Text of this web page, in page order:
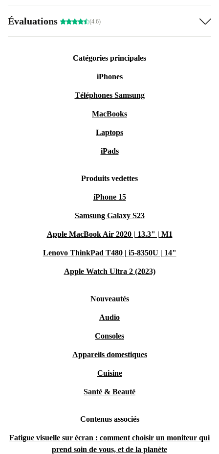
Évaluations (4.6)
Catégories principales
iPhones
Téléphones Samsung
MacBooks
Laptops
iPads
Produits vedettes
iPhone 15
Samsung Galaxy S23
Apple MacBook Air 2020 | 13.3" | M1
Lenovo ThinkPad T480 | i5-8350U | 14"
Apple Watch Ultra 2 (2023)
Nouveautés
Audio
Consoles
Appareils domestiques
Cuisine
Santé & Beauté
Contenus associés
Fatigue visuelle sur écran : comment choisir un moniteur qui
prend soin de vous, et de la planète